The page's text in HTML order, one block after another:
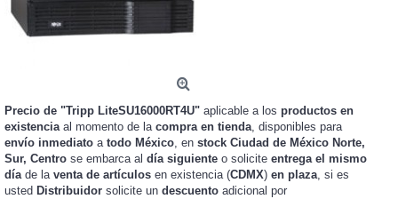
Precio de "Tripp LiteSU16000RT4U" aplicable a los productos en
existenciaal momento de la compra en tienda, disponibles para
envío inmediato a todo México, en stock Ciudad de México Norte,
Sur, Centro se embarca al día siguiente o solicite entrega el mismo
díade la venta de artículos en existencia (CDMX) en plaza, si es
usted Distribuidor solicite un descuento adicional por